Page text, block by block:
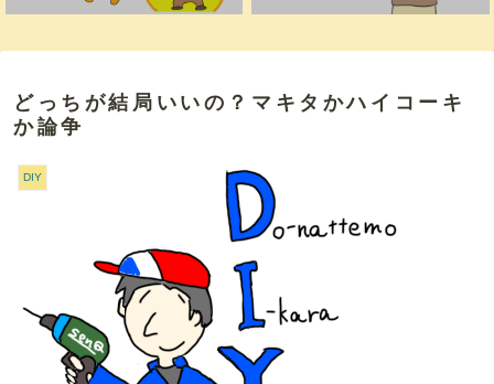
どっちが結局いいの？マキタかハイコーキ
か論争
DIY